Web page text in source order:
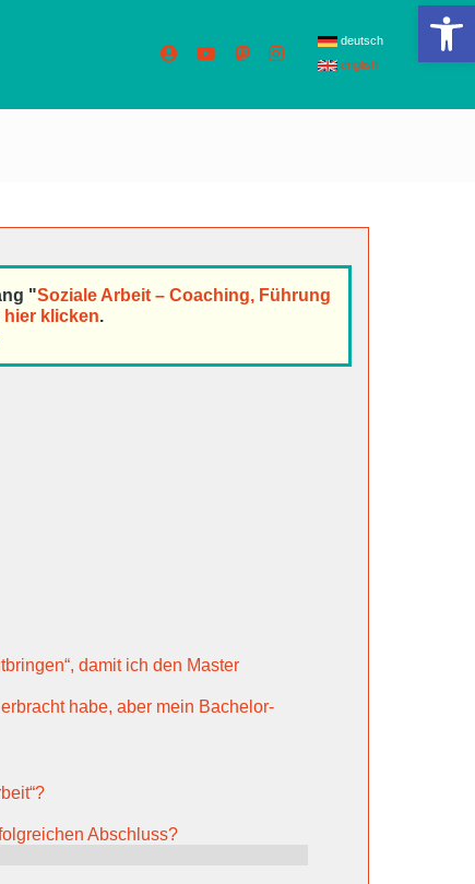
deutsch
english
"Soziale Arbeit – Coaching, Führung
hier klicken.
damit ich den Master
habe, aber mein Bachelor-
Abschluss?